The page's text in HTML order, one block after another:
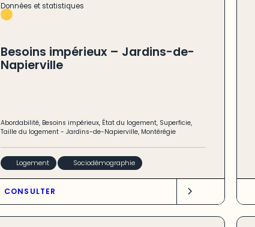
Données et statistiques
Besoins impérieux – Jardins-de-
Napierville
Abordabilité, Besoins impérieux, État du logement, Superficie,
Taille du logement- Jardins-de-Napierville, Montérégie
Logement Sociodémographie
CONSULTER